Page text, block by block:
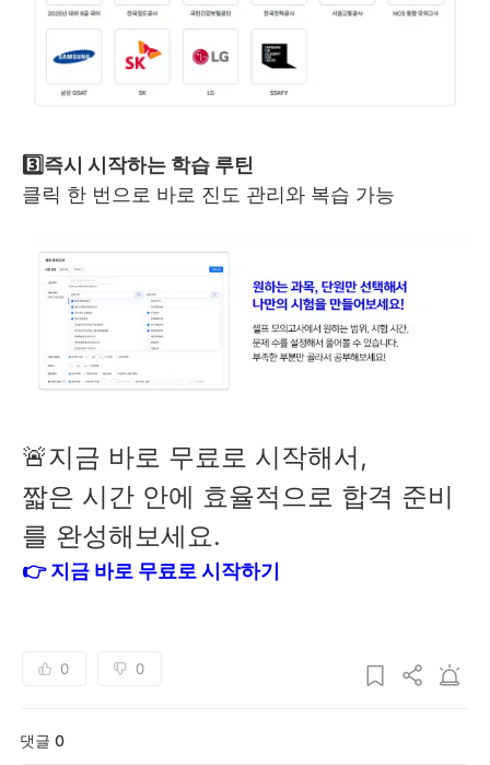
3️⃣즉시 시작하는 학습 루틴
클릭 한 번으로 바로 진도 관리와 복습 가능
🚨지금 바로 무료로 시작해서,
짧은 시간 안에 효율적으로 합격 준비
를 완성해보세요.
👉 지금 바로 무료로 시작하기
0 0
댓글 0